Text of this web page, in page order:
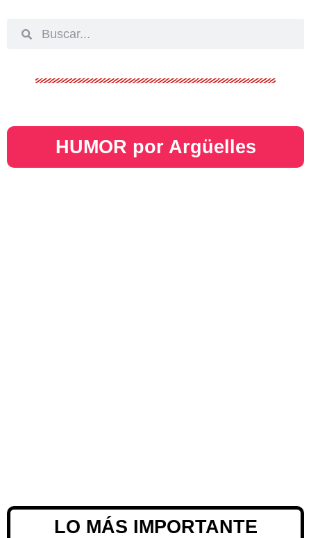
HUMOR por Argüelles​
LO MÁS IMPORTANTE